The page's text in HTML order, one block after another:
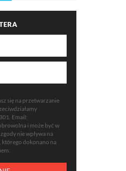
się na przetwarzanie
Email:
i może być w
nie wpływa na
dokonano na